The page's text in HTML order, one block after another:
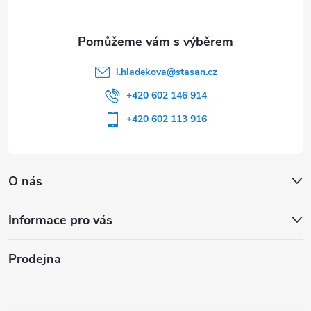
O nás
Informace pro vás
l.hladekova@stasan.cz
+420 602 146 914
+420 602 113 916
Prodejna